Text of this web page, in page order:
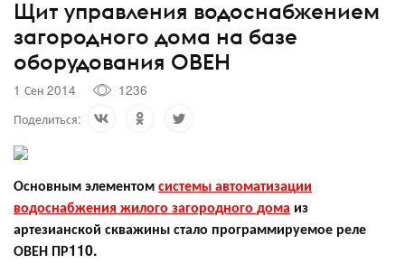
Щит управления водоснабжением
загородного дома на базе
оборудования ОВЕН
1 Сен 2014
1236
Поделиться:
Основным элементомсистемы автоматизации
водоснабжения жилого загородного дома из
артезианской скважины стало программируемое реле
ОВЕН ПР110.